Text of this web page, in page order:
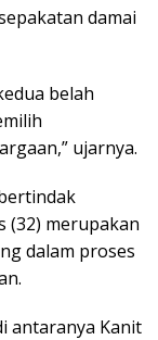
damai
belah
ujarnya.
(32) merupakan
dalam proses
antaranya Kanit